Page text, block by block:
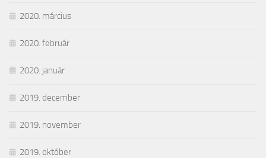
2020. március
2020. február
2020. január
2019. december
2019. november
2019. október